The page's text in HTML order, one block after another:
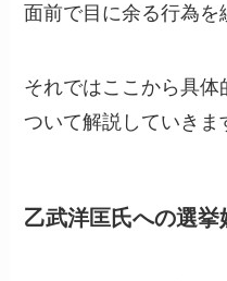
面前で目に余る行為を
それではここから具
ついて解説していきま
乙武洋匡氏への選挙